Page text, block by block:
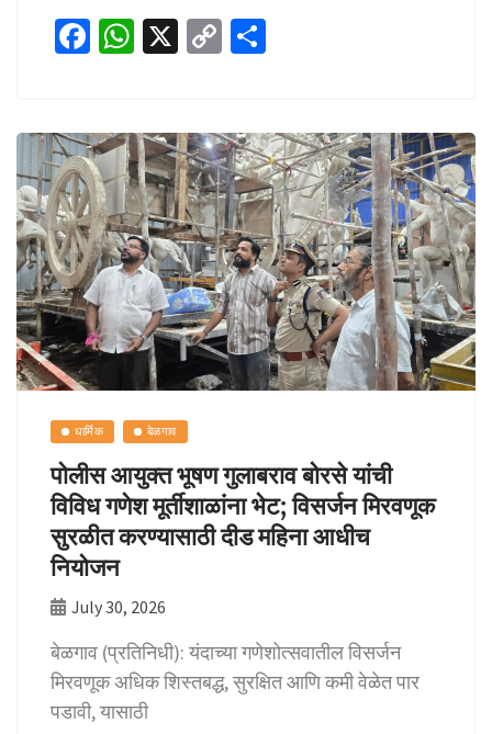
Fa
o
o
k
W
sA
p
p
X
C
y
Li
n
k
e
धार्मिक बेळगाव
पोलीस आयुक्त भूषण गुलाबराव बोरसे यांची
विविध गणेश मूर्तीशाळांना भेट; विसर्जन मिरवणूक
सुरळीत करण्यासाठी दीड महिना आधीच
नियोजन
July 30, 2026
बेळगाव (प्रतिनिधी): यंदाच्या गणेशोत्सवातील विसर्जन
मिरवणूक अधिक शिस्तबद्ध, सुरक्षित आणि कमी वेळेत पार
पडावी, यासाठी